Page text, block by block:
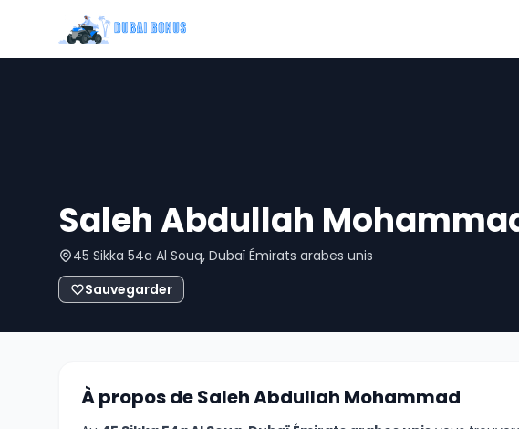
Saleh Abdullah
45 Sikka 54a Al Souq, Dubaï Émirats arabes unis
Sauvegarder
À propos de Saleh Abdullah Mohammad